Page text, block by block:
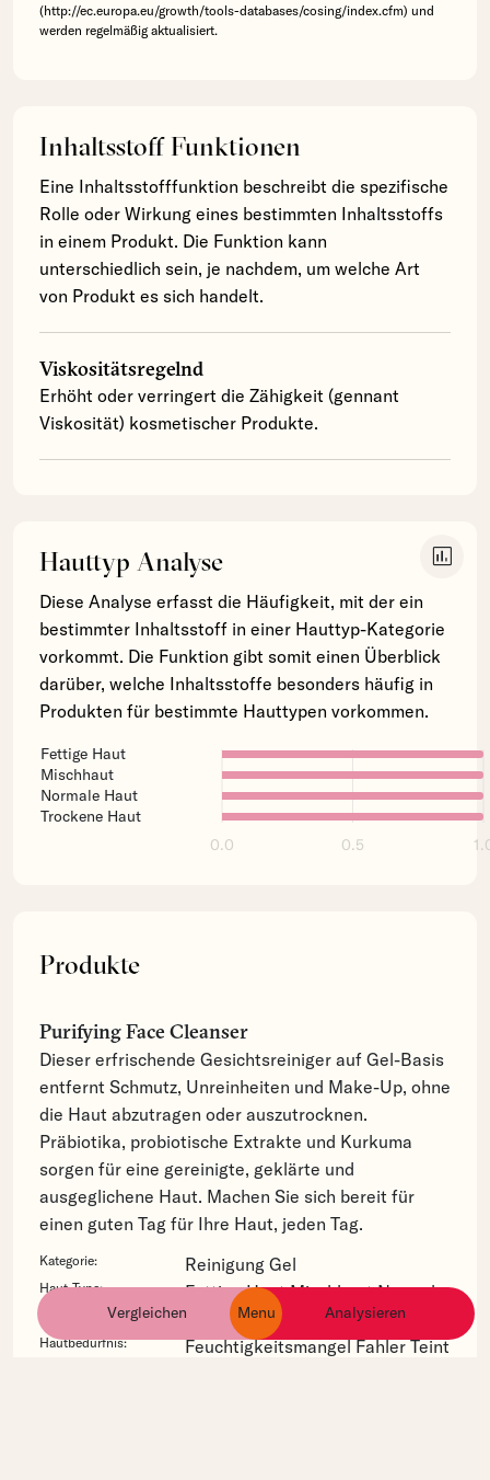
Vergleichen Menu Analysieren
ingredients
products
brands
(http://ec.europa.eu/growth/tools-databases/cosing/index.cfm) und
werden regelmäßig aktualisiert.
Inhaltsstoff Funktionen
Eine Inhaltsstofffunktion beschreibt die spezifische
Rolle oder Wirkung eines bestimmten Inhaltsstoffs
in einem Produkt. Die Funktion kann
unterschiedlich sein, je nachdem, um welche Art
von Produkt es sich handelt.
Viskositätsregelnd
Erhöht oder verringert die Zähigkeit (gennant
Viskosität) kosmetischer Produkte.
Hauttyp Analyse
Diese Analyse erfasst die Häufigkeit, mit der ein
bestimmter Inhaltsstoff in einer Hauttyp-Kategorie
vorkommt. Die Funktion gibt somit einen Überblick
darüber, welche Inhaltsstoffe besonders häufig in
Produkten für bestimmte Hauttypen vorkommen.
insert_chart
0.0 0.5
Fettige Haut
Mischhaut
Normale Haut
Trockene Haut
Produkte
Purifying Face Cleanser
Dieser erfrischende Gesichtsreiniger auf Gel-Basis
entfernt Schmutz, Unreinheiten und Make-Up, ohne
die Haut abzutragen oder auszutrocknen.
Präbiotika, probiotische Extrakte und Kurkuma
sorgen für eine gereinigte, geklärte und
ausgeglichene Haut. Machen Sie sich bereit für
einen guten Tag für Ihre Haut, jeden Tag.
Kategorie: ReinigungGel
Haut-Type: Fettige HautMischhautNormale
Haut Trockene Haut
Hautbedürfnis: FeuchtigkeitsmangelFahler Teint